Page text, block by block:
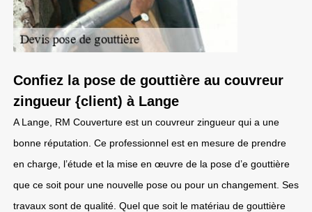
Confiez la pose de gouttière au couvreur
zingueur {client) à Lange
A Lange, RM Couverture est un couvreur zingueur qui a une
bonne réputation. Ce professionnel est en mesure de prendre
en charge, l’étude et la mise en œuvre de la pose d’e gouttière
que ce soit pour une nouvelle pose ou pour un changement. Ses
travaux sont de qualité. Quel que soit le matériau de gouttière